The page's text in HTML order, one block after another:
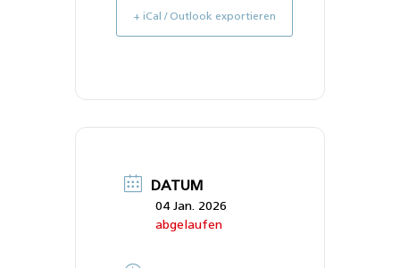
+ iCal / Outlook exportieren
DATUM
04 Jan. 2026
abgelaufen